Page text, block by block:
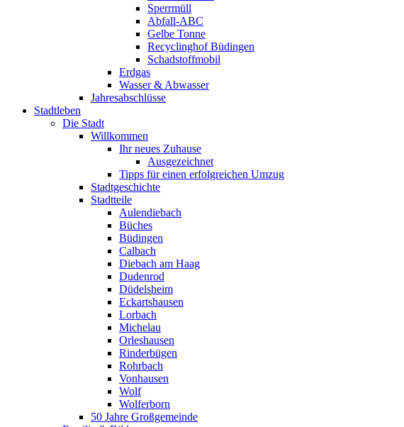
Sperrmüll
Abfall-ABC
Gelbe Tonne
Recyclinghof Büdingen
Schadstoffmobil
Erdgas
Wasser & Abwasser
Jahresabschlüsse
Stadtleben
Die Stadt
Willkommen
Ihr neues Zuhause
Ausgezeichnet
Tipps für einen erfolgreichen Umzug
Stadtgeschichte
Stadtteile
Aulendiebach
Büches
Büdingen
Calbach
Diebach am Haag
Dudenrod
Düdelsheim
Eckartshausen
Lorbach
Michelau
Orleshausen
Rinderbügen
Rohrbach
Vonhausen
Wolf
Wolferborn
50 Jahre Großgemeinde